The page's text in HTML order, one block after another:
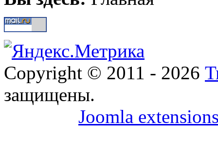
Copyright © 2011 - 2026
защищены.
Joomla